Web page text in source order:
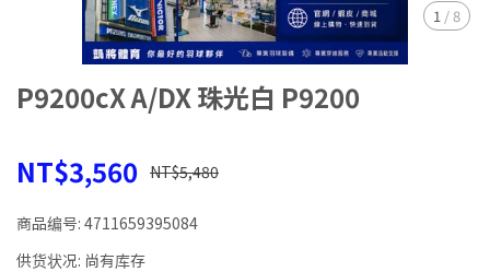
1 /8
P9200cX A/DX 珠光白 P9200
NT$3,560 NT$5,480
商品编号: 4711659395084
供货状况: 尚有库存